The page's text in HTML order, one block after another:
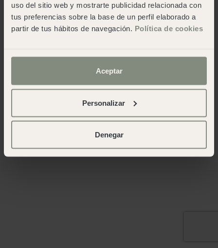
uso del sitio web y mostrarte publicidad relacionada con
tus preferencias sobre la base de un perfil elaborado a
partir de tus hábitos de navegación. Política de cookies
Aceptar
Personalizar
Denegar